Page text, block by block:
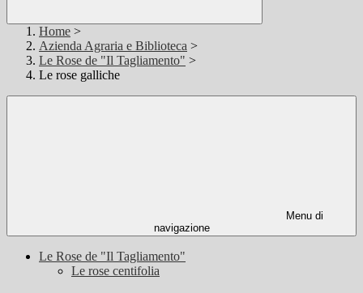
Home >
Azienda Agraria e Biblioteca >
Le Rose de "Il Tagliamento" >
Le rose galliche
Menu di
navigazione
Le Rose de "Il Tagliamento"
Le rose centifolia